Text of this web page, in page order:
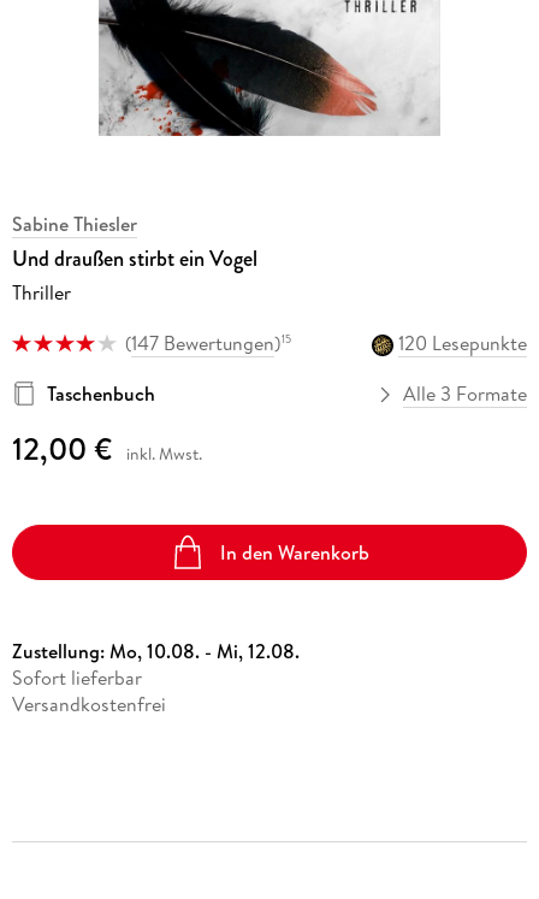
Sabine Thiesler
Und draußen stirbt ein Vogel
Thriller
(147 Bewertungen)15
120 Lesepunkte
Taschenbuch
Alle 3 Formate
12,00 € inkl. Mwst.
In den Warenkorb
Zustellung:Mo, 10.08. - Mi, 12.08.
Sofort lieferbar
Versandkostenfrei